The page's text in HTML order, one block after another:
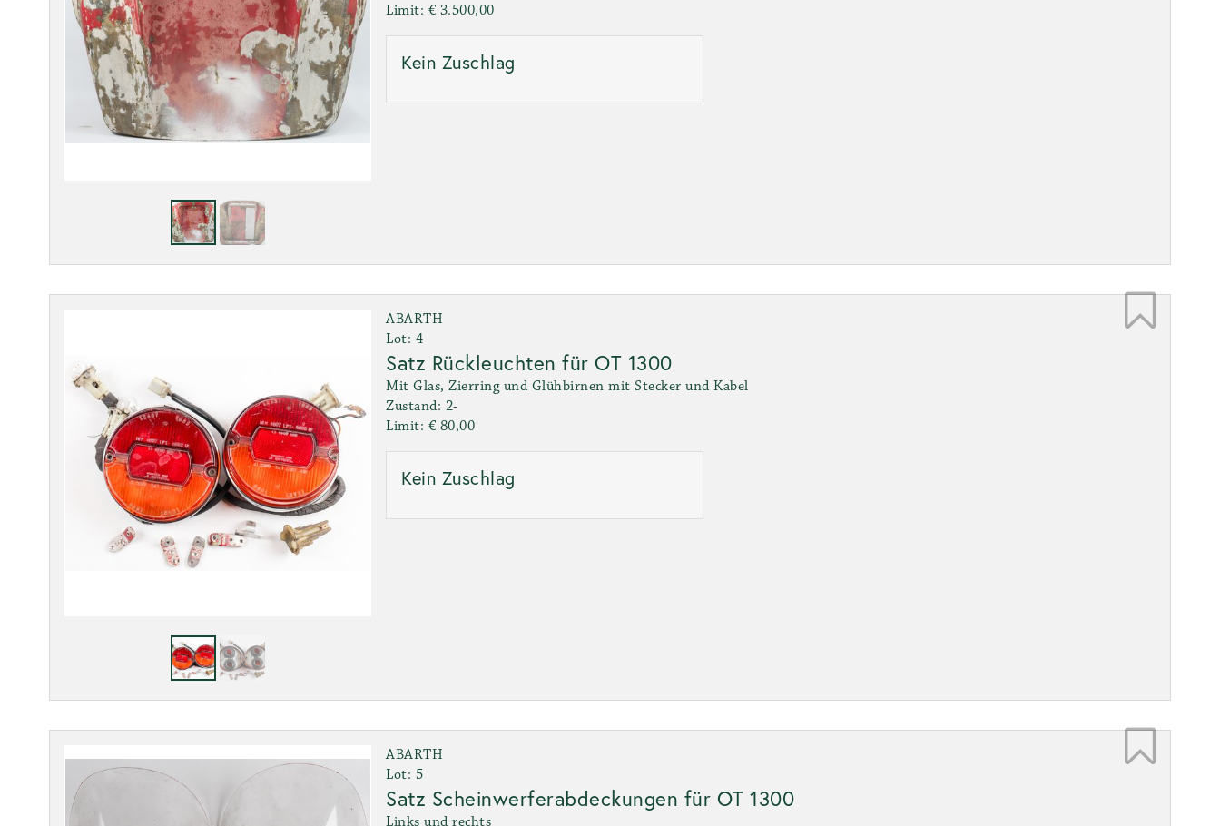
Limit: € 3.500,00
Kein Zuschlag
ABARTH
Lot: 4
Satz Rückleuchten für OT 1300
Mit Glas, Zierring und Glühbirnen mit Stecker und Kabel
Zustand: 2-
Limit: € 80,00
Kein Zuschlag
ABARTH
Lot: 5
Satz Scheinwerferabdeckungen für OT 1300
Links und rechts